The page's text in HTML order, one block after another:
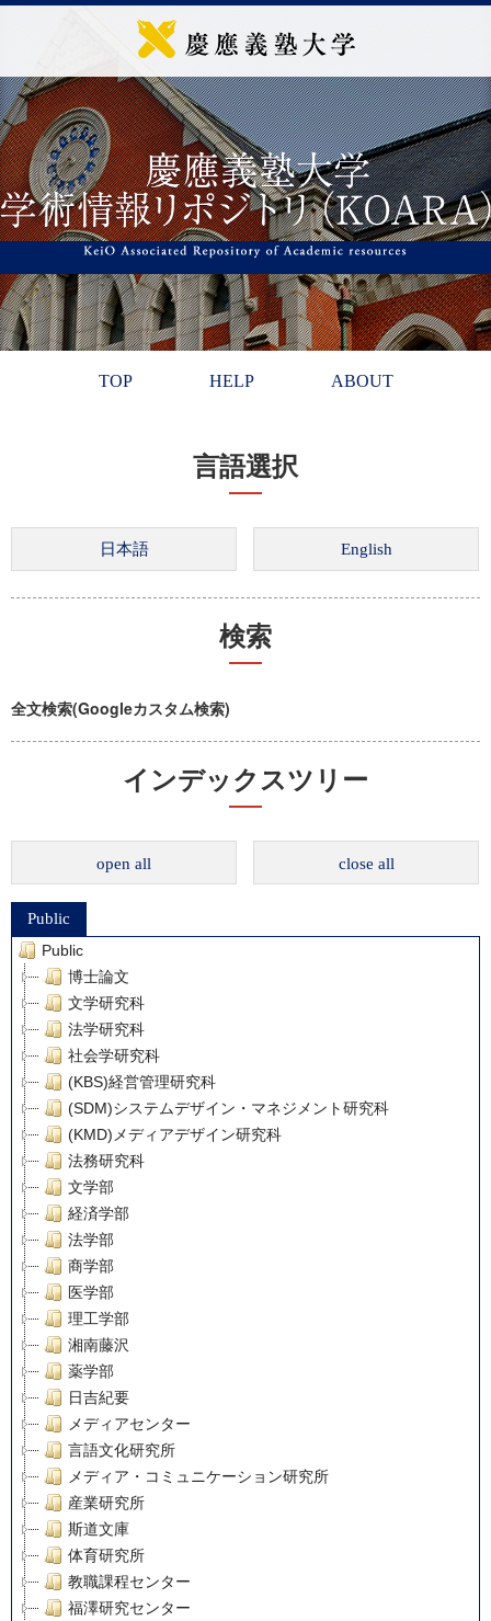
TOP HELP ABOUT
言語選択
検索
全文検索(Googleカスタム検索)
インデックスツリー
open all close all
Public
Public
博士論文
文学研究科
法学研究科
社会学研究科
(KBS)経営管理研究科
(SDM)システムデザイン・マネジメント研究科
(KMD)メディアデザイン研究科
法務研究科
文学部
経済学部
法学部
商学部
医学部
理工学部
湘南藤沢
薬学部
日吉紀要
メディアセンター
言語文化研究所
メディア・コミュニケーション研究所
産業研究所
斯道文庫
体育研究所
教職課程センター
福澤研究センター